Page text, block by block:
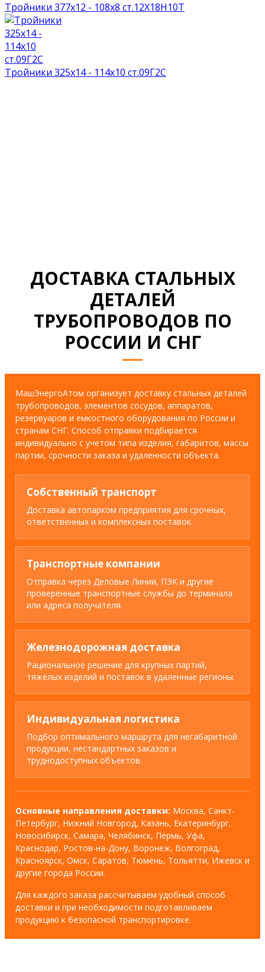
Тройники 377х12 - 108х8 ст.12Х18Н10Т
Тройники 325х14 - 114х10 ст.09Г2С
ДОСТАВКА СТАЛЬНЫХ
ДЕТАЛЕЙ
ТРУБОПРОВОДОВ ПО
РОССИИ И СНГ
МашЭнергоАтом организует доставку стальных деталей
трубопроводов, элементов сосудов, аппаратов,
резервуаров и емкостного оборудования по России и
странам СНГ. Способ отправки подбирается
индивидуально с учетом типа изделия, габаритов, массы
партии, срочности заказа и удаленности объекта.
Собственный транспорт
Доставка автопарком предприятия для срочных,
ответственных и комплексных поставок.
Транспортные компании
Отправка через Деловые Линии, ПЭК и другие
проверенные транспортные службы до терминала
или адреса получателя.
Железнодорожная доставка
Рациональное решение для крупных партий,
тяжелых изделий и поставок в удаленные регионы.
Индивидуальная логистика
Подбор оптимального маршрута для негабаритной
продукции, нестандартных заказов и
труднодоступных объектов.
Основные направления доставки: Москва, Санкт-
Петербург, Нижний Новгород, Казань, Екатеринбург,
Новосибирск, Самара, Челябинск, Пермь, Уфа,
Краснодар, Ростов-на-Дону, Воронеж, Волгоград,
Красноярск, Омск, Саратов, Тюмень, Тольятти, Ижевск и
другие города России.
Для каждого заказа рассчитываем удобный способ
доставки и при необходимости подготавливаем
продукцию к безопасной транспортировке.